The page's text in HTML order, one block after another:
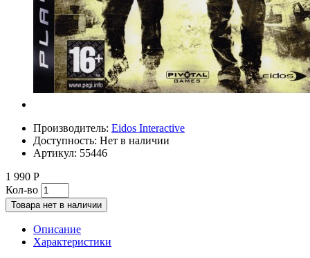
Производитель: Eidos Interactive
Доступность: Нет в наличии
Артикул: 55446
1 990 Р
Кол-во
Товара нет в наличии
Описание
Характеристики